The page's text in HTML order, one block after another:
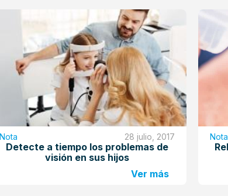
Nota 28 julio, 2017
Detecte a tiempo los problemas de
visión en sus hijos
Ver más
Nota